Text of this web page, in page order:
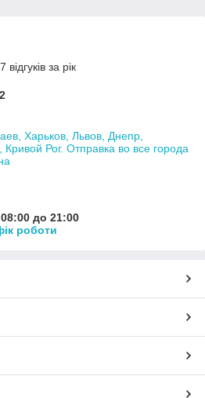
за рік
Харьков, Львов, Днепр,
Рог. Отправка во все города
до 21:00
роботи